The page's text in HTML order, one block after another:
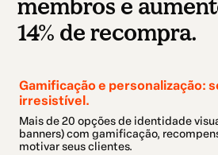
membros e
14% de recompra.
Gamificação e personalização:
irresistível.
Mais de 20 opções de identidade
banners) com gamificação,
motivar seus clientes.